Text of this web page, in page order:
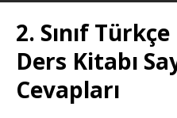
2. Sınıf
Ders Kitabı
Cevapları